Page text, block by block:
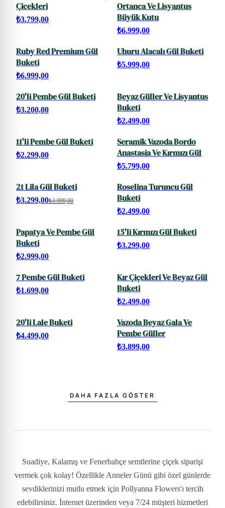
Çicekleri
₺3.799,00
Ortanca Ve Lisyantus
Büyük Kutu
₺6.999,00
Ruby Red Premium Gül
Buketi
₺6.999,00
Uhuru Alacalı Gül Buketi
₺5.999,00
20'li Pembe Gül Buketi
₺3.200,00
Beyaz Güller Ve Lisyantus
Buketi
₺2.499,00
11'li Pembe Gül Buketi
₺2.299,00
Seramik Vazoda Bordo
Anastasia Ve Kırmızı Gül
₺5.799,00
SALE
21 Lila Gül Buketi
₺3.299,00₺3.999,00
Roselina Turuncu Gül
Buketi
₺2.499,00
Papatya Ve Pembe Gül
Buketi
₺2.999,00
15'li Kırmızı Gül Buketi
₺3.299,00
7 Pembe Gül Buketi
₺1.699,00
Kır Çiçekleri Ve Beyaz Gül
Buketi
₺2.499,00
20'li Lale Buketi
₺4.499,00
Vazoda Beyaz Gala Ve
Pembe Güller
₺3.899,00
DAHA FAZLA GÖSTER
Suadiye, Kalamış ve Fenerbahçe semtlerine çiçek siparişi
vermek çok kolay! Özellikle Anneler Günü gibi özel günlerde
sevdiklerinizi mutlu etmek için Pollyanna Flowers'ı tercih
edebilirsiniz. İnternet üzerinden veya 7/24 müşteri hizmetleri